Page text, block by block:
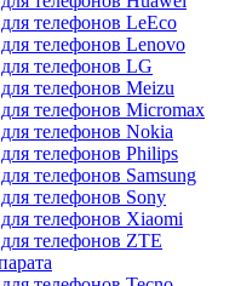
телефонов LeEco
телефонов Lenovo
телефонов LG
телефонов Meizu
телефонов Micromax
телефонов Nokia
телефонов Philips
телефонов Samsung
телефонов Sony
телефонов Xiaomi
телефонов ZTE